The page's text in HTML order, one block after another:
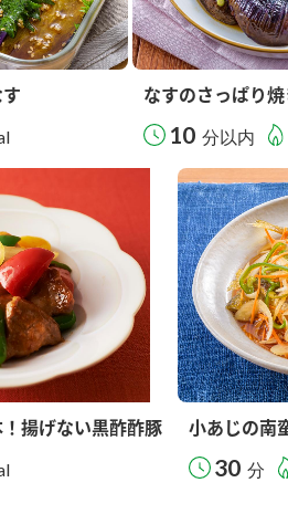
なすのさっぱり
10 分以内
！揚げない黒酢酢豚 小あじの南
30 分